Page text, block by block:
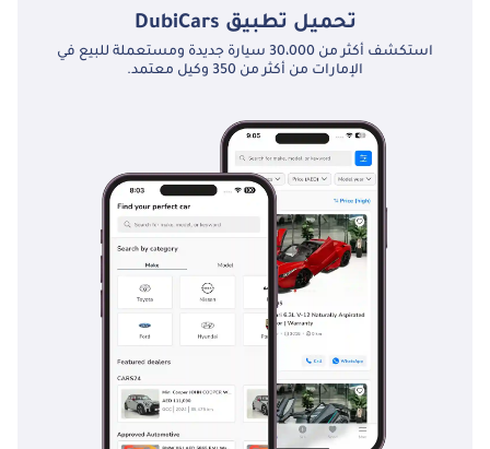
تحميل تطبيق DubiCars
استكشف أكثر من 30،000 سيارة جديدة ومستعملة للبيع في
الإمارات من أكثر من 350 وكيل معتمد.